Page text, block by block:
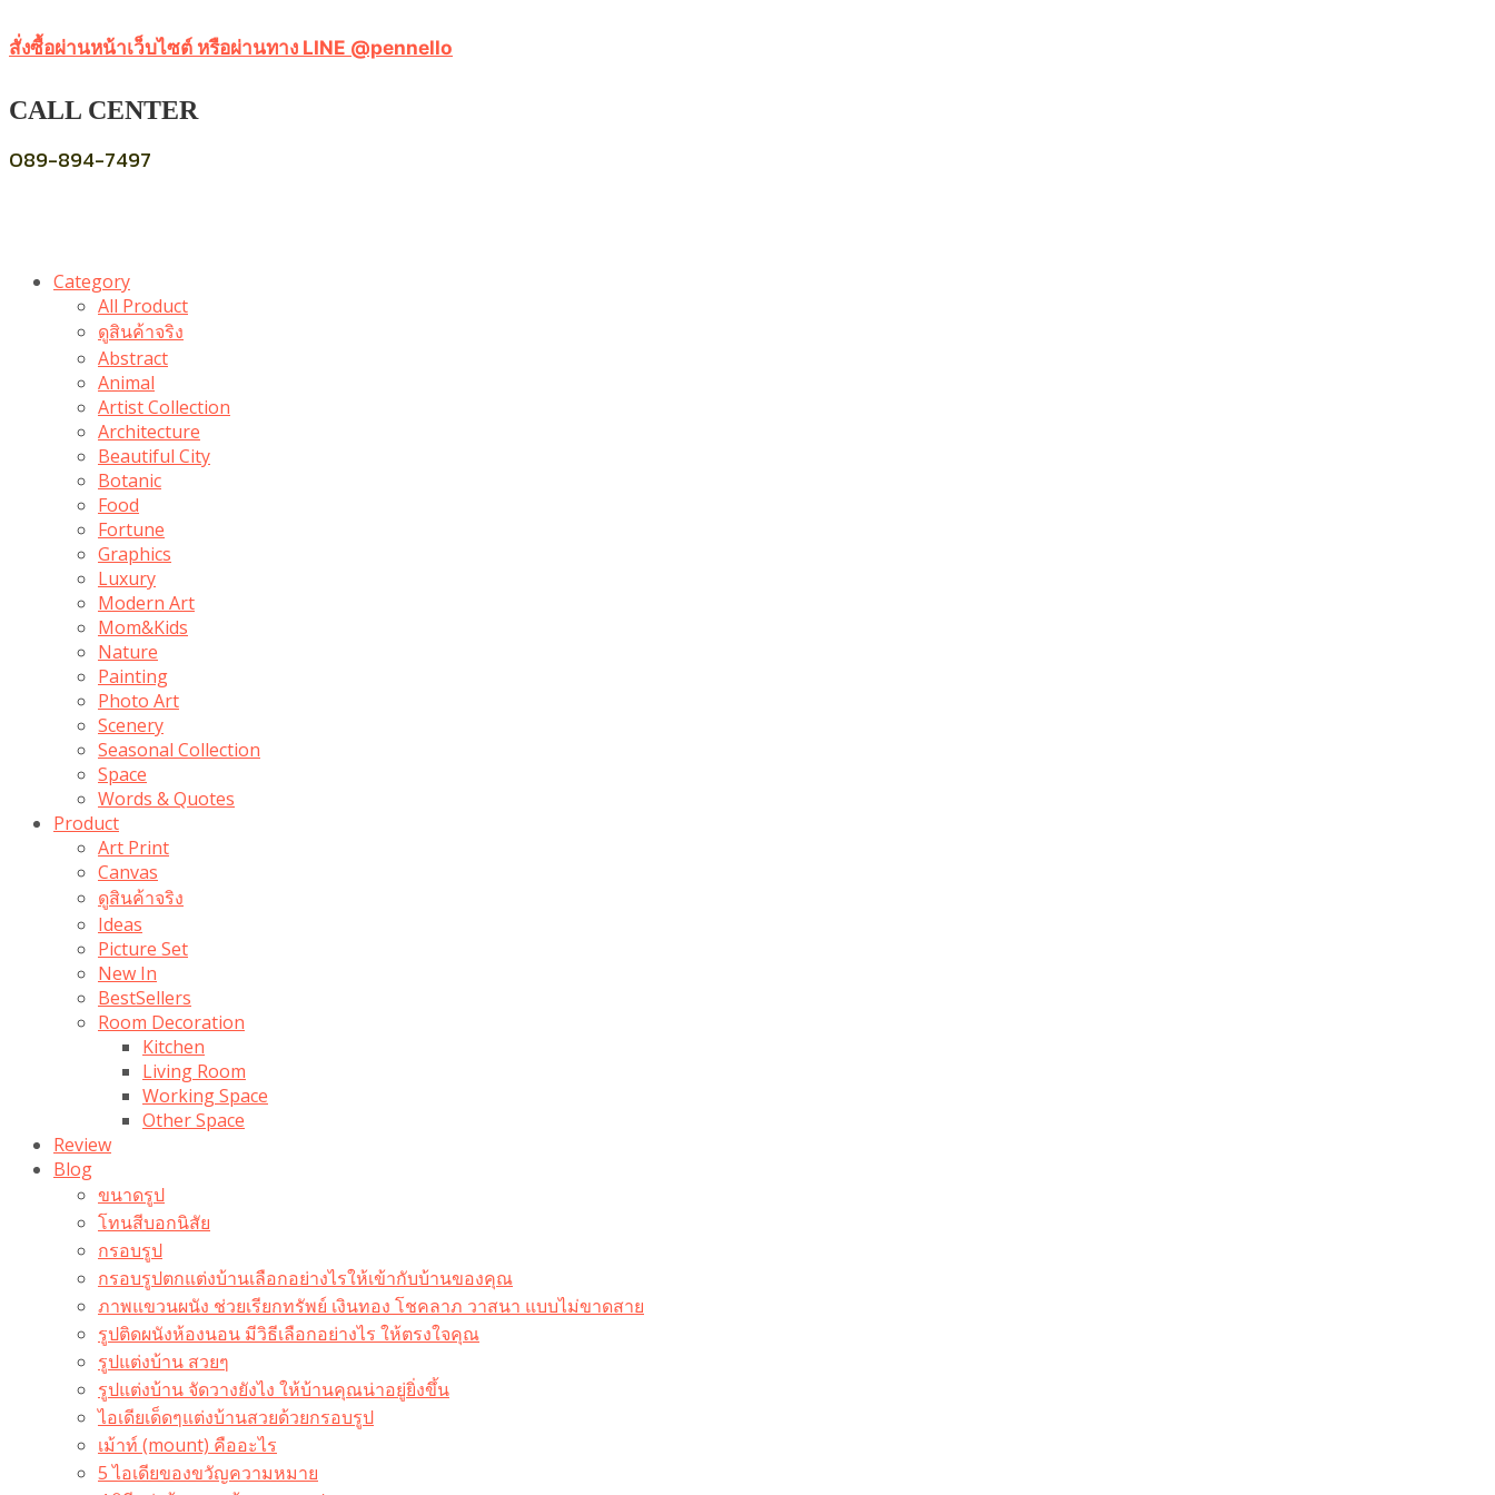
สั่งซื้อผ่านหน้าเว็บไซต์ หรือผ่านทาง LINE @pennello
CALL CENTER
089-894-7497
Category
All Product
ดูสินค้าจริง
Abstract
Animal
Artist Collection
Architecture
Beautiful City
Botanic
Food
Fortune
Graphics
Luxury
Modern Art
Mom&Kids
Nature
Painting
Photo Art
Scenery
Seasonal Collection
Space
Words & Quotes
Product
Art Print
Canvas
ดูสินค้าจริง
Ideas
Picture Set
New In
BestSellers
Room Decoration
Kitchen
Living Room
Working Space
Other Space
Review
Blog
ขนาดรูป
โทนสีบอกนิสัย
กรอบรูป
กรอบรูปตกแต่งบ้านเลือกอย่างไรให้เข้ากับบ้านของคุณ
ภาพแขวนผนัง ช่วยเรียกทรัพย์ เงินทอง โชคลาภ วาสนา แบบไม่ขาดสาย
รูปติดผนังห้องนอน มีวิธีเลือกอย่างไร ให้ตรงใจคุณ
รูปแต่งบ้าน สวยๆ
รูปแต่งบ้าน จัดวางยังไง ให้บ้านคุณน่าอยู่ยิ่งขึ้น
ไอเดียเด็ดๆแต่งบ้านสวยด้วยกรอบรูป
เม้าท์ (mount) คืออะไร​
5 ไอเดียของขวัญความหมาย